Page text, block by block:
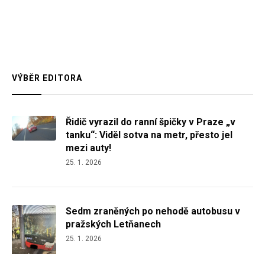
VÝBĚR EDITORA
Řidič vyrazil do ranní špičky v Praze „v
tanku“: Viděl sotva na metr, přesto jel
mezi auty!
25. 1. 2026
Sedm zraněných po nehodě autobusu v
pražských Letňanech
25. 1. 2026